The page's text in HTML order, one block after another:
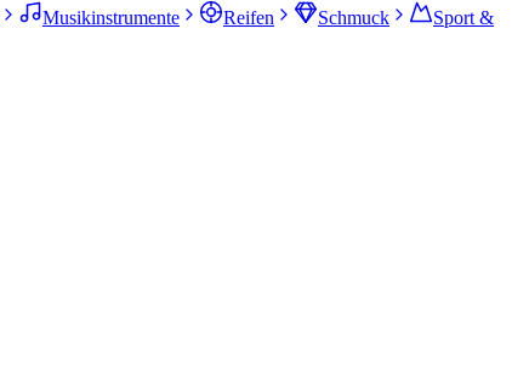
Musikinstrumente Reifen Schmuck
Sport &